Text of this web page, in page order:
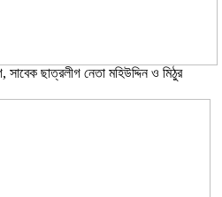
সাবেক ছাত্রলীগ নেতা মহিউদ্দিন ও মিঠুর